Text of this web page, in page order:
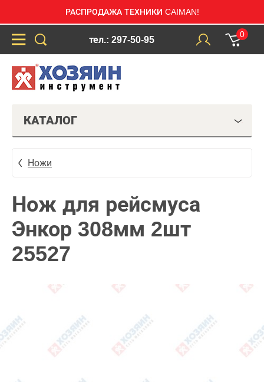
РАСПРОДАЖА ТЕХНИКИ CAIMAN!
тел.: 297-50-95
0
КАТАЛОГ
Ножи
Нож для рейсмуса
Энкор 308мм 2шт
25527